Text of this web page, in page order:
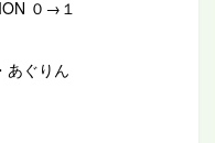
０→１
あぐりん